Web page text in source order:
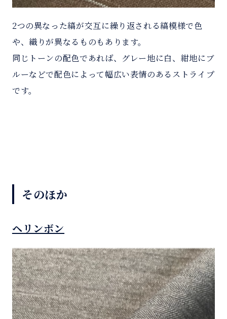
2つの異なった縞が交互に繰り返される縞模様で色
や、織りが異なるものもあります。
同じトーンの配色であれば、グレー地に白、紺地にブ
ルーなどで配色によって幅広い表情のあるストライプ
です。
そのほか
ヘリンボン